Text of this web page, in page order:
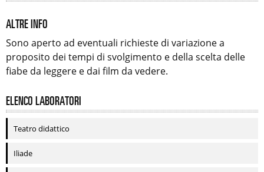
ALTRE INFO
Sono aperto ad eventuali richieste di variazione a
proposito dei tempi di svolgimento e della scelta delle
fiabe da leggere e dai film da vedere.
ELENCO LABORATORI
Teatro didattico
Iliade